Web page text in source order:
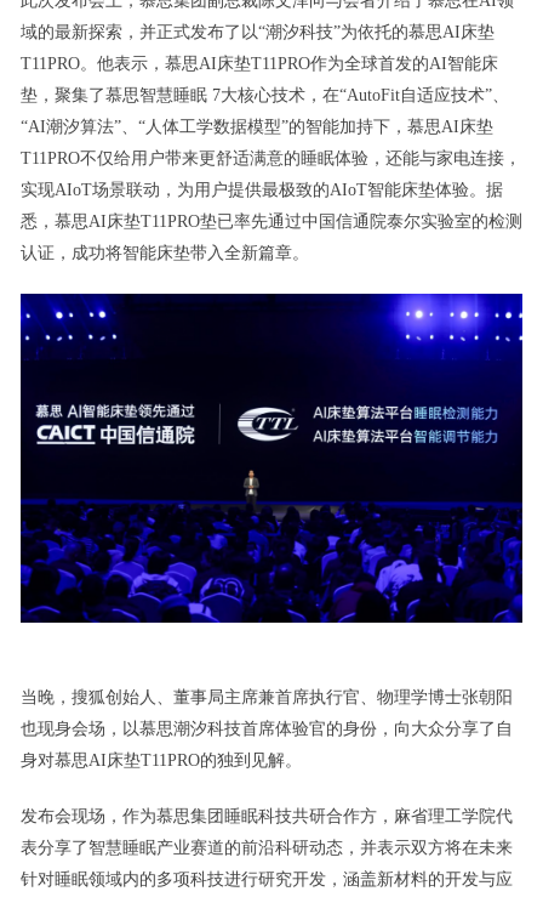
域的最新探索，并正式发布了以“潮汐科技”为依托的慕思AI床垫
T11PRO。他表示，慕思AI床垫T11PRO作为全球首发的AI智能床
垫，聚集了慕思智慧睡眠 7大核心技术，在“AutoFit自适应技术”、
“AI潮汐算法”、“人体工学数据模型”的智能加持下，慕思AI床垫
T11PRO不仅给用户带来更舒适满意的睡眠体验，还能与家电连接，
实现AIoT场景联动，为用户提供最极致的AIoT智能床垫体验。据
悉，慕思AI床垫T11PRO垫已率先通过中国信通院泰尔实验室的检测
认证，成功将智能床垫带入全新篇章。
当晚，搜狐创始人、董事局主席兼首席执行官、物理学博士张朝阳
也现身会场，以慕思潮汐科技首席体验官的身份，向大众分享了自
身对慕思AI床垫T11PRO的独到见解。
发布会现场，作为慕思集团睡眠科技共研合作方，麻省理工学院代
表分享了智慧睡眠产业赛道的前沿科研动态，并表示双方将在未来
针对睡眠领域内的多项科技进行研究开发，涵盖新材料的开发与应